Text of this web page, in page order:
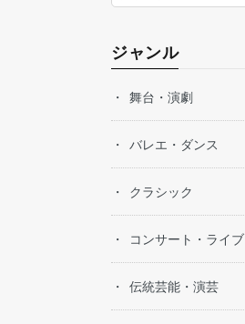
ジャンル
舞台・演劇
バレエ・ダンス
クラシック
コンサート・ライブ
伝統芸能・演芸